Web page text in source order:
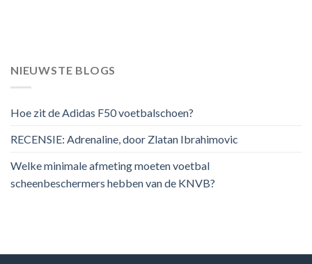
NIEUWSTE BLOGS
Hoe zit de Adidas F50 voetbalschoen?
RECENSIE: Adrenaline, door Zlatan Ibrahimovic
Welke minimale afmeting moeten voetbal
scheenbeschermers hebben van de KNVB?